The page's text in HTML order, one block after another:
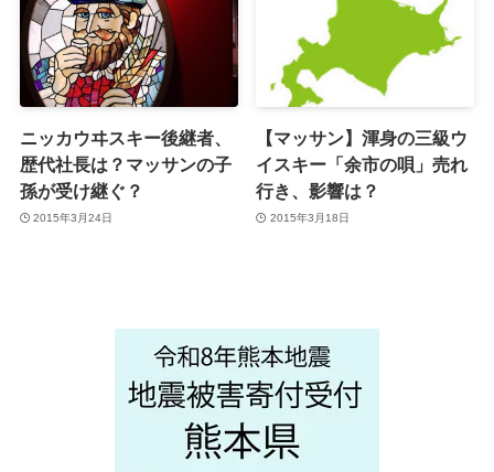
ニッカウヰスキー後継者、
歴代社長は？マッサンの子
孫が受け継ぐ？
2015年3月24日
【マッサン】渾身の三級ウ
イスキー「余市の唄」売れ
行き、影響は？
2015年3月18日